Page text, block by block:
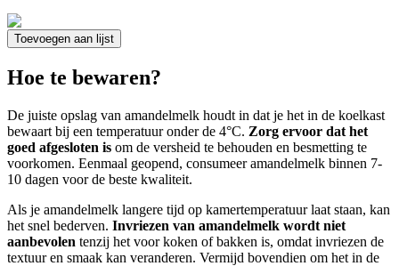
Toevoegen aan lijst
Hoe te bewaren?
De juiste opslag van amandelmelk houdt in dat je het in de koelkast
bewaart bij een temperatuur onder de 4°C. Zorg ervoor dat het
goed afgesloten is om de versheid te behouden en besmetting te
voorkomen. Eenmaal geopend, consumeer amandelmelk binnen 7-
10 dagen voor de beste kwaliteit.
Als je amandelmelk langere tijd op kamertemperatuur laat staan, kan
het snel bederven. Invriezen van amandelmelk wordt niet
aanbevolen tenzij het voor koken of bakken is, omdat invriezen de
textuur en smaak kan veranderen. Vermijd bovendien om het in de